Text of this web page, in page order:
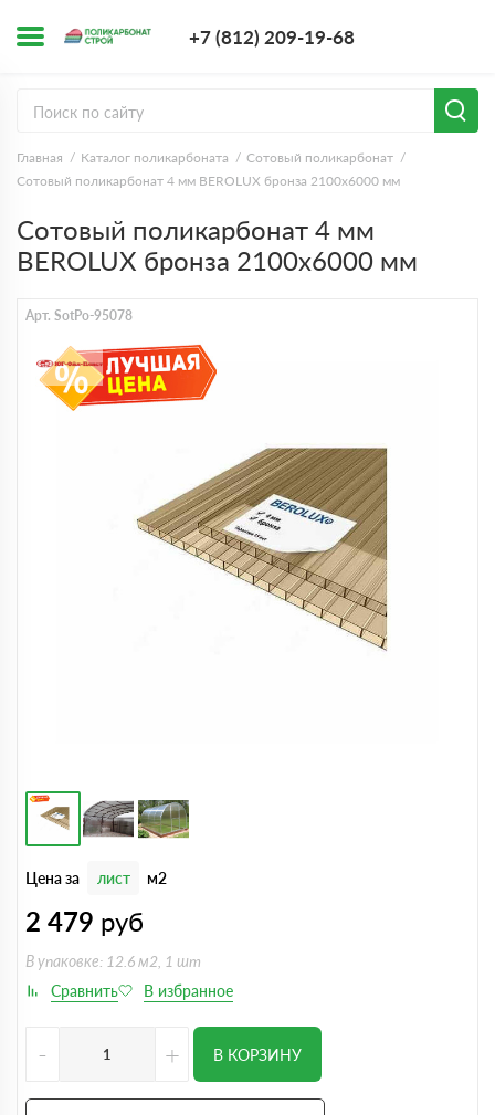
+7 (812) 209-19-68
Главная Каталог поликарбоната
Сотовый поликарбонат
Сотовый поликарбонат 4 мм BEROLUX бронза 2100х6000 мм
Сотовый поликарбонат 4 мм
BEROLUX бронза 2100х6000 мм
Арт. SotPo-95078
Цена за лист м2
2 479 руб
В упаковке: 12.6 м2, 1 шт
- + В КОРЗИНУ